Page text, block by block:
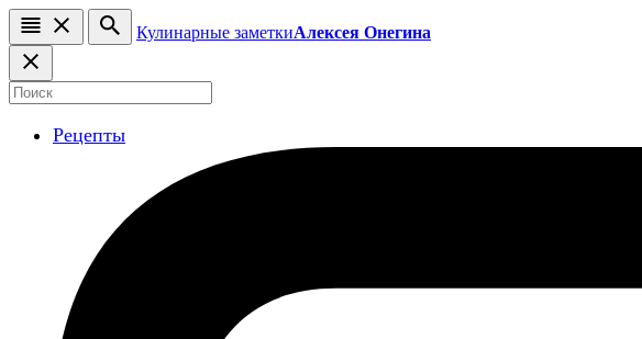
Кулинарные заметкиАлексея Онегина
Рецепты